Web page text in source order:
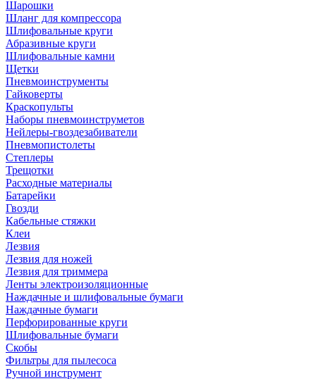
Шарошки
Шланг для компрессора
Шлифовальные круги
Абразивные круги
Шлифовальные камни
Щетки
Пневмоинструменты
Гайковерты
Краскопульты
Наборы пневмоинструметов
Нейлеры-гвоздезабиватели
Пневмопистолеты
Степлеры
Трещотки
Расходные материалы
Батарейки
Гвозди
Кабельные стяжки
Клеи
Лезвия
Лезвия для ножей
Лезвия для триммера
Ленты электроизоляционные
Наждачные и шлифовальные бумаги
Наждачные бумаги
Перфорированные круги
Шлифовальные бумаги
Скобы
Фильтры для пылесоса
Ручной инструмент